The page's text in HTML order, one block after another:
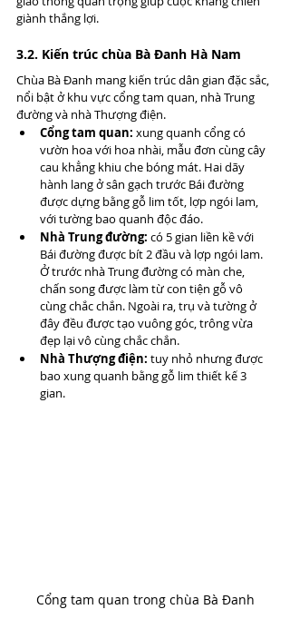
giành thắng lợi.
3.2. Kiến trúc chùa Bà Đanh Hà Nam
Chùa Bà Đanh mang kiến trúc dân gian đặc sắc,
nổi bật ở khu vực cổng tam quan, nhà Trung
đường và nhà Thượng điện.
Cổng tam quan: xung quanh cổng có
vườn hoa với hoa nhài, mẫu đơn cùng cây
cau khẳng khiu che bóng mát. Hai dãy
hành lang ở sân gạch trước Bái đường
được dựng bằng gỗ lim tốt, lợp ngói lam,
với tường bao quanh độc đáo.
Nhà Trung đường: có 5 gian liền kề với
Bái đường được bít 2 đầu và lợp ngói lam.
Ở trước nhà Trung đường có màn che,
chấn song được làm từ con tiện gỗ vô
cùng chắc chắn. Ngoài ra, trụ và tường ở
đây đều được tạo vuông góc, trông vừa
đẹp lại vô cùng chắc chắn.
Nhà Thượng điện: tuy nhỏ nhưng được
bao xung quanh bằng gỗ lim thiết kế 3
gian.
Cổng tam quan trong chùa Bà Đanh